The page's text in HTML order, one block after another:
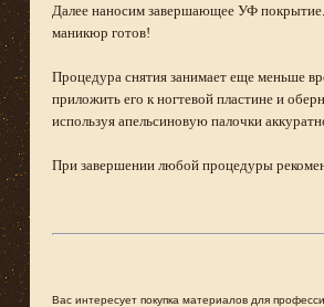
Далее наносим завершающее УФ
маникюр готов!
Процедура снятия занимает еще меньше
приложить его к ногтевой пластине и
используя апельсиновую палочки
При завершении любой процедуры
Вас интересует покупка материалов для